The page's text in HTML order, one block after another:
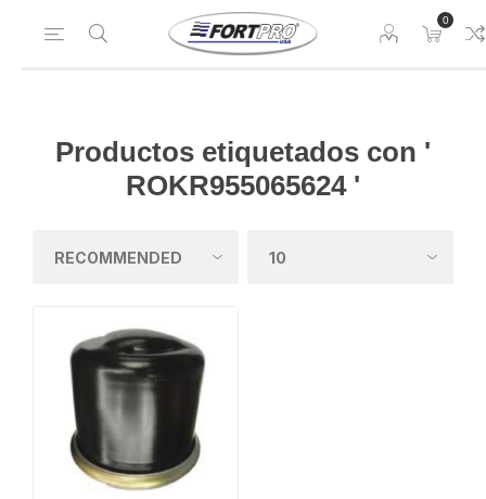
0
Productos etiquetados con '
ROKR955065624 '